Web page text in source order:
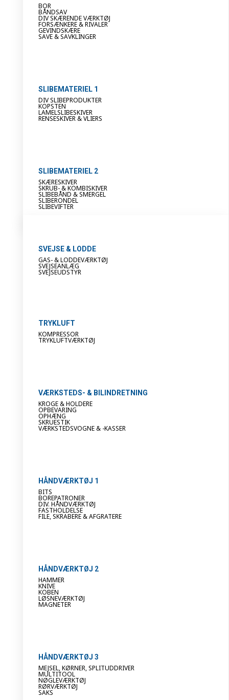
BOR
BÅNDSAV
DIV SKÆRENDE VÆRKTØJ
FORSÆNKERE & RIVALER
GEVINDSKÆRE
SAVE & SAVKLINGER
SLIBEMATERIEL 1
DIV SLIBEPRODUKTER
KOPSTEN
LAMELSLIBESKIVER
RENSESKIVER & VLIERS
SLIBEMATERIEL 2
SKÆRESKIVER
SKRUB- & KOMBISKIVER
SLIBEBÅND & SMERGEL
SLIBERONDEL
SLIBEVIFTER
SVEJSE & LODDE
GAS- & LODDEVÆRKTØJ
SVEJSEANLÆG
SVEJSEUDSTYR
TRYKLUFT
KOMPRESSOR
TRYKLUFTVÆRKTØJ
VÆRKSTEDS- & BILINDRETNING
KROGE & HOLDERE
OPBEVARING
OPHÆNG
SKRUESTIK
VÆRKSTEDSVOGNE & -KASSER
HÅNDVÆRKTØJ 1
BITS
BOREPATRONER
DIV. HÅNDVÆRKTØJ
FASTHOLDELSE
FILE, SKRABERE & AFGRATERE
HÅNDVÆRKTØJ 2
HAMMER
KNIVE
KOBEN
LØSNEVÆRKTØJ
MAGNETER
HÅNDVÆRKTØJ 3
MEJSEL, KØRNER, SPLITUDDRIVER
MULTITOOL
NØGLEVÆRKTØJ
RØRVÆRKTØJ
SAKS